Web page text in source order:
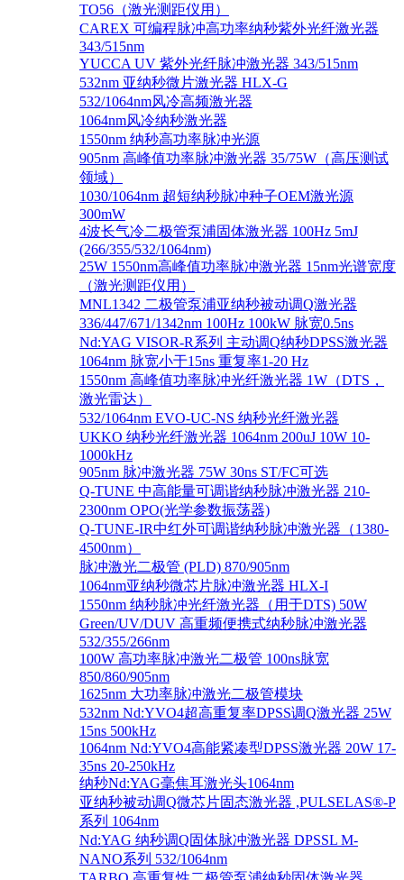
TO56（激光测距仪用）
CAREX 可编程脉冲高功率纳秒紫外光纤激光器
343/515nm
YUCCA UV 紫外光纤脉冲激光器 343/515nm
532nm 亚纳秒微片激光器 HLX-G
532/1064nm风冷高频激光器
1064nm风冷纳秒激光器
1550nm 纳秒高功率脉冲光源
905nm 高峰值功率脉冲激光器 35/75W（高压测试
领域）
1030/1064nm 超短纳秒脉冲种子OEM激光源
300mW
4波长气冷二极管泵浦固体激光器 100Hz 5mJ
(266/355/532/1064nm)
25W 1550nm高峰值功率脉冲激光器 15nm光谱宽度
（激光测距仪用）
MNL1342 二极管泵浦亚纳秒被动调Q激光器
336/447/671/1342nm 100Hz 100kW 脉宽0.5ns
Nd:YAG VISOR-R系列 主动调Q纳秒DPSS激光器
1064nm 脉宽小于15ns 重复率1-20 Hz
1550nm 高峰值功率脉冲光纤激光器 1W（DTS，
激光雷达）
532/1064nm EVO-UC-NS 纳秒光纤激光器
UKKO 纳秒光纤激光器 1064nm 200uJ 10W 10-
1000kHz
905nm 脉冲激光器 75W 30ns ST/FC可选
Q-TUNE 中高能量可调谐纳秒脉冲激光器 210-
2300nm OPO(光学参数振荡器)
Q-TUNE-IR中红外可调谐纳秒脉冲激光器（1380-
4500nm）
脉冲激光二极管 (PLD) 870/905nm
1064nm亚纳秒微芯片脉冲激光器 HLX-I
1550nm 纳秒脉冲光纤激光器（用于DTS) 50W
Green/UV/DUV 高重频便携式纳秒脉冲激光器
532/355/266nm
100W 高功率脉冲激光二极管 100ns脉宽
850/860/905nm
1625nm 大功率脉冲激光二极管模块
532nm Nd:YVO4超高重复率DPSS调Q激光器 25W
15ns 500kHz
1064nm Nd:YVO4高能紧凑型DPSS激光器 20W 17-
35ns 20-250kHz
纳秒Nd:YAG毫焦耳激光头1064nm
亚纳秒被动调Q微芯片固态激光器 ,PULSELAS®-P
系列 1064nm
Nd:YAG 纳秒调Q固体脉冲激光器 DPSSL M-
NANO系列 532/1064nm